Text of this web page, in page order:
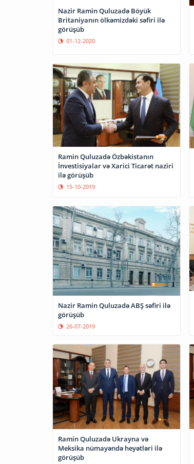
Nazir Ramin Quluzadə Böyük
Britaniyanın ölkəmizdəki səfiri ilə
görüşüb
01-12-2020
Ramin Quluzadə Özbəkistanın
İnvestisiyalar və Xarici Ticarət naziri
ilə görüşüb
15-10-2019
Nazir Ramin Quluzadə ABŞ səfiri ilə
görüşüb
26-07-2019
Ramin Quluzadə Ukrayna və
Meksika nümayəndə heyətləri ilə
görüşüb